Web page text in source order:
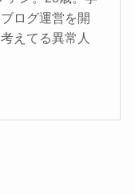
ログ運営を開
えてる異常人